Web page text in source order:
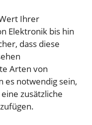
Ihrer
Elektronik bis hin
dass diese
Arten von
es notwendig sein,
zusätzliche